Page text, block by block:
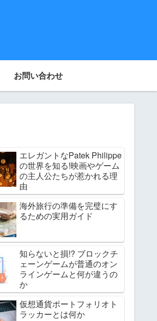
お問い合わせ
エレガントなPatek Philippe
の世界を知る!映画やゲーム
の主人公たちが惹かれる理
由
海外旅行の準備を完璧にす
るための実用ガイド
知らないと損!? ブロックチ
ェーンゲームが普通のオン
ラインゲームと何が違うの
か
仮想通貨ポートフォリオト
ラッカーとは何か